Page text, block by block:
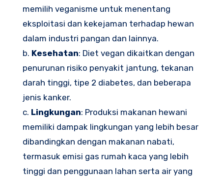
memilih veganisme untuk menentang
eksploitasi dan kekejaman terhadap hewan
dalam industri pangan dan lainnya.
b. Kesehatan: Diet vegan dikaitkan dengan
penurunan risiko penyakit jantung, tekanan
darah tinggi, tipe 2 diabetes, dan beberapa
jenis kanker.
c. Lingkungan: Produksi makanan hewani
memiliki dampak lingkungan yang lebih besar
dibandingkan dengan makanan nabati,
termasuk emisi gas rumah kaca yang lebih
tinggi dan penggunaan lahan serta air yang